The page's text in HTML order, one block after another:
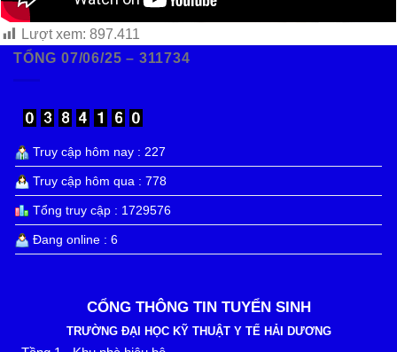
Lượt xem: 897.411
TỔNG 07/06/25 – 311734
Truy cập hôm nay : 227
Truy cập hôm qua : 778
Tổng truy cập : 1729576
Đang online : 6
CỔNG THÔNG TIN TUYỂN SINH
TRƯỜNG ĐẠI HỌC KỸ THUẬT Y TẾ HẢI DƯƠNG